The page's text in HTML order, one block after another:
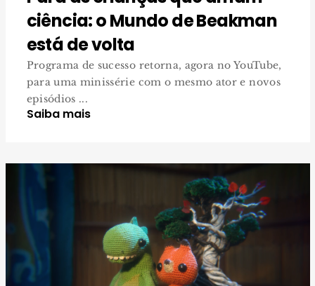
ciência: o Mundo de Beakman
está de volta
Programa de sucesso retorna, agora no YouTube,
para uma minissérie com o mesmo ator e novos
episódios ...
Saiba mais